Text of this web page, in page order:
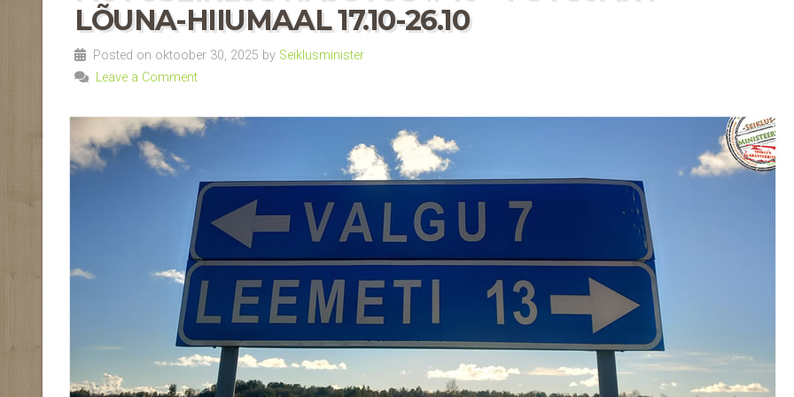
LÕUNA-HIIUMAAL 17.10-26.10
Posted on oktoober 30, 2025 by Seiklusminister
Leave a Comment